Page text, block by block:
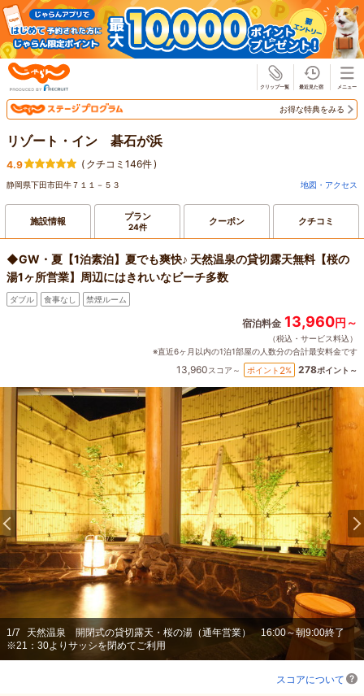
お得な特典をみる
リゾート・イン 碁石が浜
4.9 ( クチコミ146件)
静岡県下田市田牛７１１－５３ 地図・アクセス
施設情報 プラン
24件 クーポン クチコミ
◆GW・夏【1泊素泊】夏でも爽快♪ 天然温泉の貸切露天無料【桜の
湯1ヶ所営業】周辺にはきれいなビーチ多数
ダブル 食事なし 禁煙ルーム
宿泊料金 13,960円～
（税込・サービス料込）
※直近6ヶ月以内の1泊1部屋の人数分の合計最安料金です
13,960スコア～ ポイント 2% 278ポイント～
1/7
天然温泉 開閉式の貸切露天・桜の湯（通年営業） 16:00～朝9:00終了
※21：30よりサッシを閉めてご利用
スコアについて